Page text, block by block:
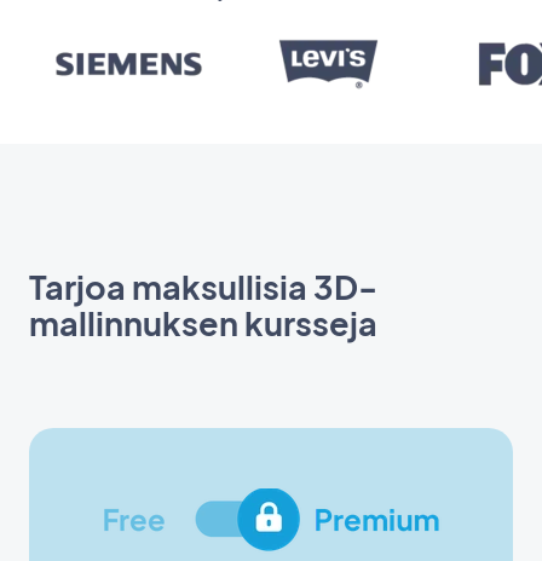
Tarjoa maksullisia 3D-
mallinnuksen kursseja